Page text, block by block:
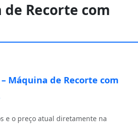
de Recorte com
– Máquina de Recorte com
e o preço atual diretamente na